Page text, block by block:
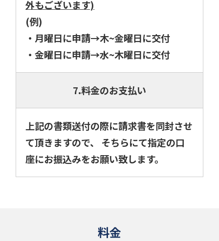
外もございます)
(例)
・月曜日に申請→木~金曜日に交付
・金曜日に申請→水~木曜日に交付
7.料金のお支払い
上記の書類送付の際に請求書を同封させ
て頂きますので、 そちらにて指定の口
座にお振込みをお願い致します。
料金